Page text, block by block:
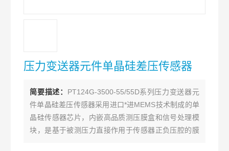
压力变送器元件单晶硅差压传感器
简要描述： PT124G-3500-55/55D系列压力变送器元
件单晶硅差压传感器采用进口*进MEMS技术制成的单
晶硅传感器芯片，内嵌高品质测压膜盒和信号处理模
块，是基于被测压力直接作用于传感器正负压腔的膜